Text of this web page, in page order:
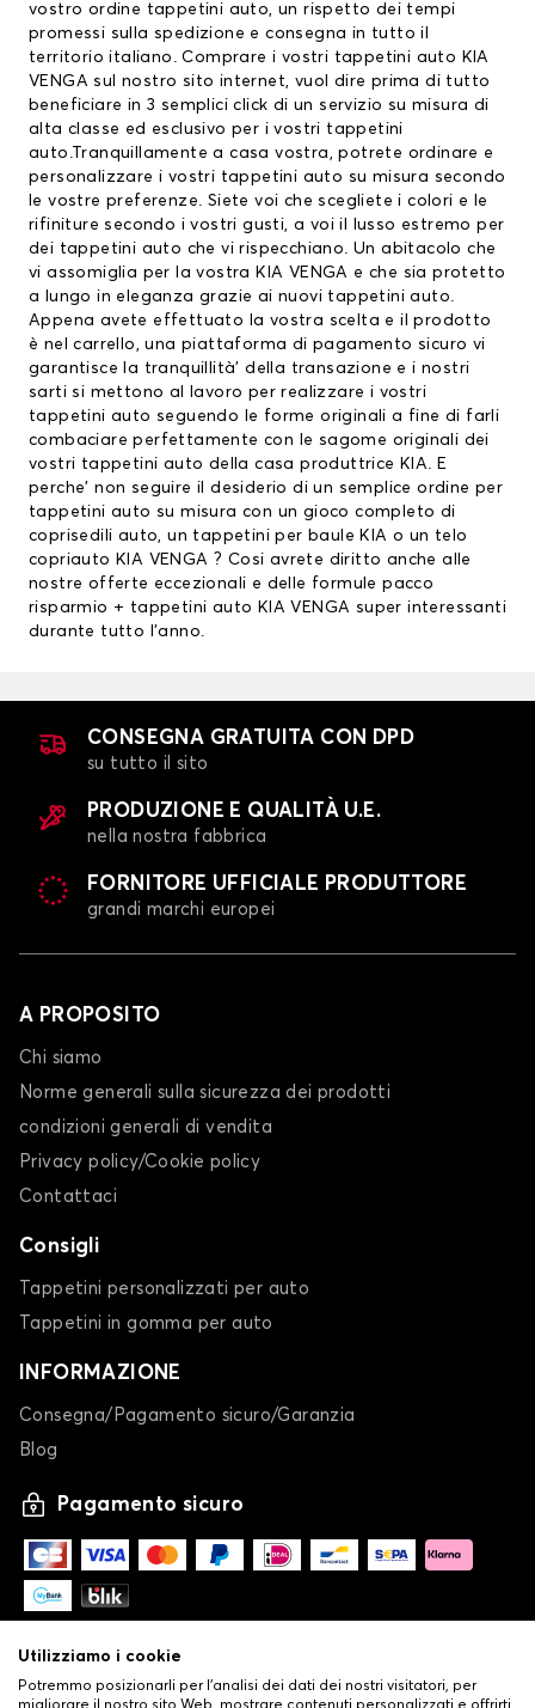
vostro ordine tappetini auto, un rispetto dei tempi
promessi sulla spedizione e consegna in tutto il
territorio italiano. Comprare i vostri tappetini auto KIA
VENGA sul nostro sito internet, vuol dire prima di tutto
beneficiare in 3 semplici click di un servizio su misura di
alta classe ed esclusivo per i vostri tappetini
auto.Tranquillamente a casa vostra, potrete ordinare e
personalizzare i vostri tappetini auto su misura secondo
le vostre preferenze. Siete voi che scegliete i colori e le
rifiniture secondo i vostri gusti, a voi il lusso estremo per
dei tappetini auto che vi rispecchiano. Un abitacolo che
vi assomiglia per la vostra KIA VENGA e che sia protetto
a lungo in eleganza grazie ai nuovi tappetini auto.
Appena avete effettuato la vostra scelta e il prodotto
è nel carrello, una piattaforma di pagamento sicuro vi
garantisce la tranquillità’ della transazione e i nostri
sarti si mettono al lavoro per realizzare i vostri
tappetini auto seguendo le forme originali a fine di farli
combaciare perfettamente con le sagome originali dei
vostri tappetini auto della casa produttrice KIA. E
perche’ non seguire il desiderio di un semplice ordine per
tappetini auto su misura con un gioco completo di
coprisedili auto, un tappetini per baule KIA o un telo
copriauto KIA VENGA ? Cosi avrete diritto anche alle
nostre offerte eccezionali e delle formule pacco
risparmio + tappetini auto KIA VENGA super interessanti
durante tutto l’anno.
CONSEGNA GRATUITA CON DPD
su tutto il sito
PRODUZIONE E QUALITÀ U.E.
nella nostra fabbrica
FORNITORE UFFICIALE PRODUTTORE
grandi marchi europei
A PROPOSITO
Chi siamo
Norme generali sulla sicurezza dei prodotti
condizioni generali di vendita
Privacy policy/Cookie policy
Contattaci
Consigli
Tappetini personalizzati per auto
Tappetini in gomma per auto
INFORMAZIONE
Consegna/Pagamento sicuro/Garanzia
Blog
Pagamento sicuro
Utilizziamo i cookie
Potremmo posizionarli per l'analisi dei dati dei nostri visitatori, per